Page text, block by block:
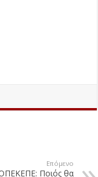
Επόμενο
Ποιός θα